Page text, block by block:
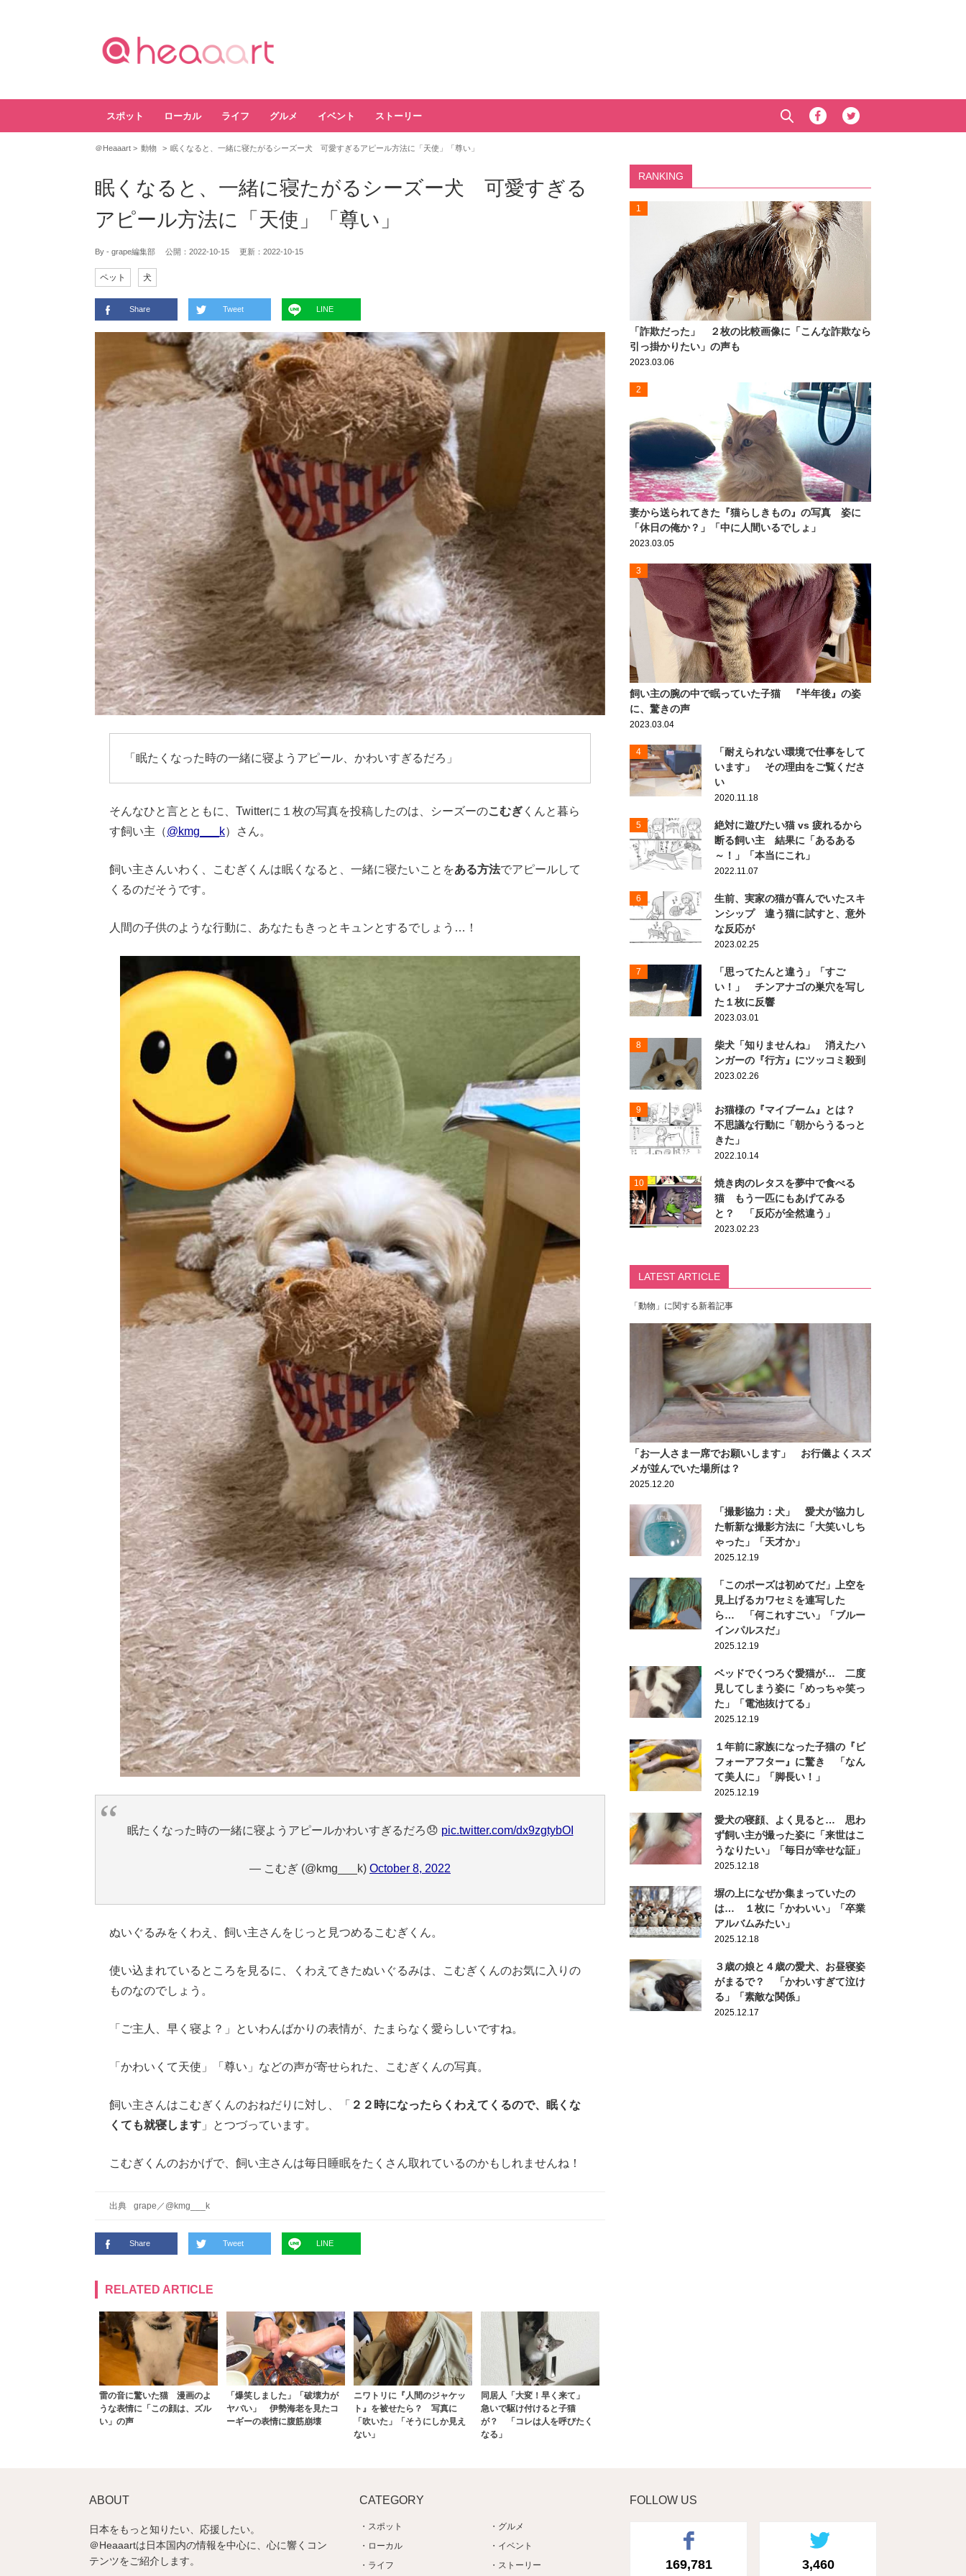
スポット ローカル ライフ グルメ イベント ストーリー
＠Heaaart 動物 眠くなると、一緒に寝たがるシーズー犬 可愛すぎるアピール方法に「天使」「尊い」
眠くなると、一緒に寝たがるシーズー犬 可愛すぎる
アピール方法に「天使」「尊い」
By - grape編集部 公開： 2022-10-15 更新： 2022-10-15
ペット 犬
Share Tweet LINE
「眠たくなった時の一緒に寝ようアピール、かわいすぎるだろ」
そんなひと言とともに、Twitterに１枚の写真を投稿したのは、シーズーのこむぎ くんと暮ら
す飼い主（@kmg___k）さん。
飼い主さんいわく、こむぎくんは眠くなると、一緒に寝たいことをある方法でアピールして
くるのだそうです。
人間の子供のような行動に、あなたもきっとキュンとするでしょう…！
眠たくなった時の一緒に寝ようアピールかわいすぎるだろ😞 pic.twitter.com/dx9zgtybOI
— こむぎ (@kmg___k) October 8, 2022
ぬいぐるみをくわえ、飼い主さんをじっと見つめるこむぎくん。
使い込まれているところを見るに、くわえてきたぬいぐるみは、こむぎくんのお気に入りの
ものなのでしょう。
「ご主人、早く寝よ？」といわんばかりの表情が、たまらなく愛らしいですね。
「かわいくて天使」「尊い」などの声が寄せられた、こむぎくんの写真。
飼い主さんはこむぎくんのおねだりに対し、「 ２２時になったらくわえてくるので、眠くな
くても就寝します 」とつづっています。
こむぎくんのおかげで、飼い主さんは毎日睡眠をたくさん取れているのかもしれませんね！
出典 grape ／ @kmg___k
Share Tweet LINE
RELATED ARTICLE
雷の音に驚いた猫 漫画のよ
うな表情に「この顔は、ズル
い」の声
「爆笑しました」「破壊力が
ヤバい」 伊勢海老を見たコ
ーギーの表情に腹筋崩壊
ニワトリに『人間のジャケッ
ト』を被せたら？ 写真に
「吹いた」「そうにしか見え
ない」
同居人「大変！早く来て」
急いで駆け付けると子猫
が？ 「コレは人を呼びたく
なる」
RANKING
1
「詐欺だった」 ２枚の比較画像に「こんな詐欺なら
引っ掛かりたい」の声も
2023.03.06
2
妻から送られてきた『猫らしきもの』の写真 姿に
「休日の俺か？」「中に人間いるでしょ」
2023.03.05
3
飼い主の腕の中で眠っていた子猫 『半年後』の姿
に、驚きの声
2023.03.04
4
「耐えられない環境で仕事をして
います」 その理由をご覧くださ
い
2020.11.18
5
絶対に遊びたい猫 vs 疲れるから
断る飼い主 結果に「あるある
～！」「本当にこれ」
2022.11.07
6
生前、実家の猫が喜んでいたスキ
ンシップ 違う猫に試すと、意外
な反応が
2023.02.25
7
「思ってたんと違う」「すご
い！」 チンアナゴの巣穴を写し
た１枚に反響
2023.03.01
8
柴犬「知りませんね」 消えたハ
ンガーの『行方』にツッコミ殺到
2023.02.26
9
お猫様の『マイブーム』とは？
不思議な行動に「朝からうるっと
きた」
2022.10.14
10
焼き肉のレタスを夢中で食べる
猫 もう一匹にもあげてみる
と？ 「反応が全然違う」
2023.02.23
LATEST ARTICLE
「動物」に関する新着記事
「お一人さま一席でお願いします」 お行儀よくスズ
メが並んでいた場所は？
2025.12.20
「撮影協力：犬」 愛犬が協力し
た斬新な撮影方法に「大笑いしち
ゃった」「天才か」
2025.12.19
「このポーズは初めてだ」上空を
見上げるカワセミを連写した
ら… 「何これすごい」「ブルー
インパルスだ」
2025.12.19
ベッドでくつろぐ愛猫が… 二度
見してしまう姿に「めっちゃ笑っ
た」「電池抜けてる」
2025.12.19
１年前に家族になった子猫の『ビ
フォーアフター』に驚き 「なん
て美人に」「脚長い！」
2025.12.19
愛犬の寝顔、よく見ると… 思わ
ず飼い主が撮った姿に「来世はこ
うなりたい」「毎日が幸せな証」
2025.12.18
塀の上になぜか集まっていたの
は… １枚に「かわいい」「卒業
アルバムみたい」
2025.12.18
３歳の娘と４歳の愛犬、お昼寝姿
がまるで？ 「かわいすぎて泣け
る」「素敵な関係」
2025.12.17
ABOUT
日本をもっと知りたい、応援したい。
＠Heaaartは日本国内の情報を中心に、心に響くコン
テンツをご紹介します。
CATEGORY
スポット
ローカル
ライフ
グルメ
イベント
ストーリー
FOLLOW US
169,781 3,460